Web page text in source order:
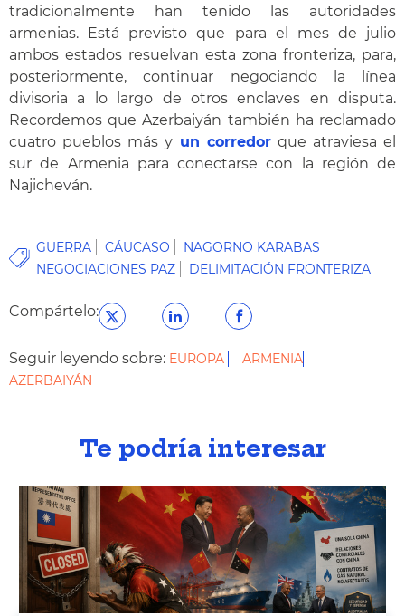
tradicionalmente han tenido las autoridades
armenias. Está previsto que para el mes de julio
ambos estados resuelvan esta zona fronteriza, para,
posteriormente, continuar negociando la línea
divisoria a lo largo de otros enclaves en disputa.
Recordemos que Azerbaiyán también ha reclamado
cuatro pueblos más y un corredorque atraviesa el
sur de Armenia para conectarse con la región de
Najicheván.
GUERRA CÁUCASO
NAGORNO KARABAS
NEGOCIACIONES PAZ
DELIMITACIÓN FRONTERIZA
Compártelo:
Seguir leyendo sobre: EUROPA
ARMENIA
AZERBAIYÁN
Te podría interesar